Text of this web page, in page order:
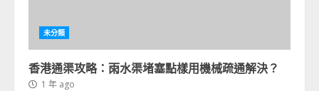
未分類
香港通渠攻略：雨水渠堵塞點樣用機械疏通解決？
1 年 ago